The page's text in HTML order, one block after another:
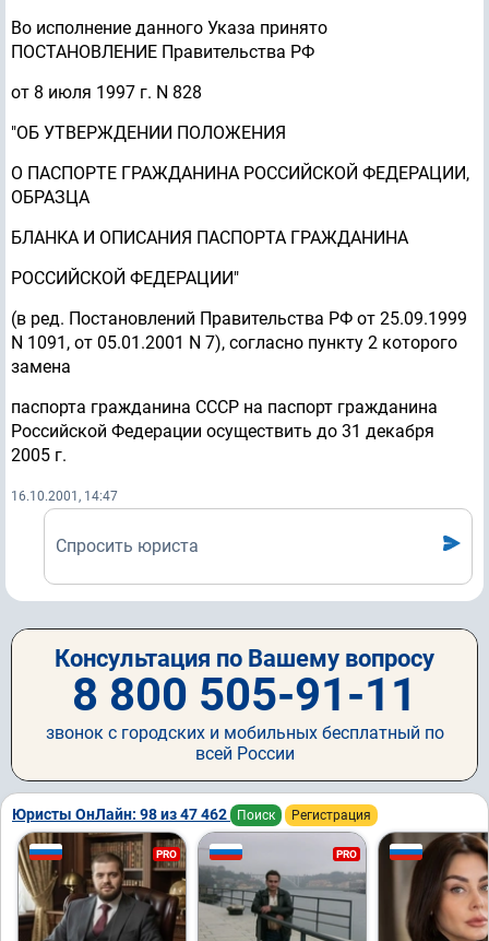
Во исполнение данного Указа принято
ПОСТАНОВЛЕНИЕ Правительства РФ
от 8 июля 1997 г. N 828
"ОБ УТВЕРЖДЕНИИ ПОЛОЖЕНИЯ
О ПАСПОРТЕ ГРАЖДАНИНА РОССИЙСКОЙ ФЕДЕРАЦИИ,
ОБРАЗЦА
БЛАНКА И ОПИСАНИЯ ПАСПОРТА ГРАЖДАНИНА
РОССИЙСКОЙ ФЕДЕРАЦИИ"
(в ред. Постановлений Правительства РФ от 25.09.1999
N 1091, от 05.01.2001 N 7), согласно пункту 2 которого
замена
паспорта гражданина СССР на паспорт гражданина
Российской Федерации осуществить до 31 декабря
2005 г.
16.10.2001, 14:47
Спросить юриста
Консультация по Вашему вопросу
8 800 505-91-11
звонок с городских и мобильных бесплатный по
всей России
Юристы ОнЛайн: 98 из 47 462 Поиск Регистрация
PRO PRO